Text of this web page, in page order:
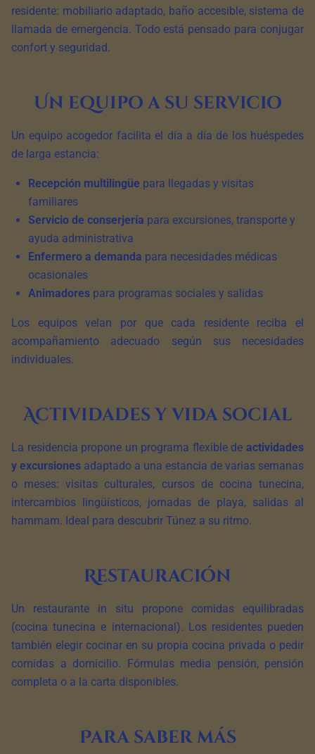
residente: mobiliario adaptado, baño accesible, sistema de
llamada de emergencia. Todo está pensado para conjugar
confort y seguridad.
Un equipo a su servicio
Un equipo acogedor facilita el día a día de los huéspedes
de larga estancia:
Recepción multilingüe para llegadas y visitas
familiares
Servicio de conserjería para excursiones, transporte y
ayuda administrativa
Enfermero a demanda para necesidades médicas
ocasionales
Animadores para programas sociales y salidas
Los equipos velan por que cada residente reciba el
acompañamiento adecuado según sus necesidades
individuales.
Actividades y vida social
La residencia propone un programa flexible de actividades
y excursiones adaptado a una estancia de varias semanas
o meses: visitas culturales, cursos de cocina tunecina,
intercambios lingüísticos, jornadas de playa, salidas al
hammam. Ideal para descubrir Túnez a su ritmo.
Restauración
Un restaurante in situ propone comidas equilibradas
(cocina tunecina e internacional). Los residentes pueden
también elegir cocinar en su propia cocina privada o pedir
comidas a domicilio. Fórmulas media pensión, pensión
completa o a la carta disponibles.
Para saber más